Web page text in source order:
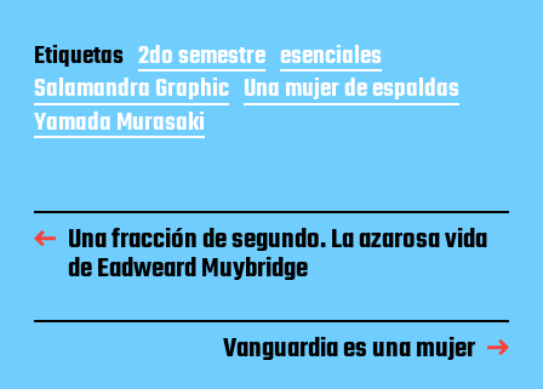
Etiquetas 2do semestre esenciales
Salamandra Graphic Una mujer de espaldas
Yamada Murasaki
Una fracción de segundo. La azarosa vida
de Eadweard Muybridge
Vanguardia es una mujer